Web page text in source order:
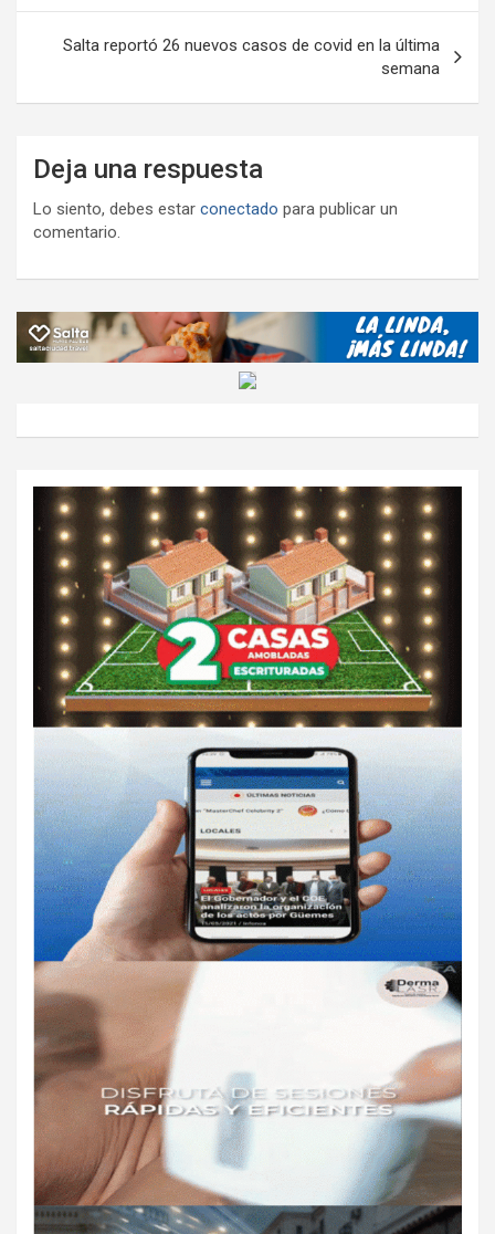
entradas
Salta reportó 26 nuevos casos de covid en la última
semana
Deja una respuesta
Lo siento, debes estar conectado para publicar un
comentario.